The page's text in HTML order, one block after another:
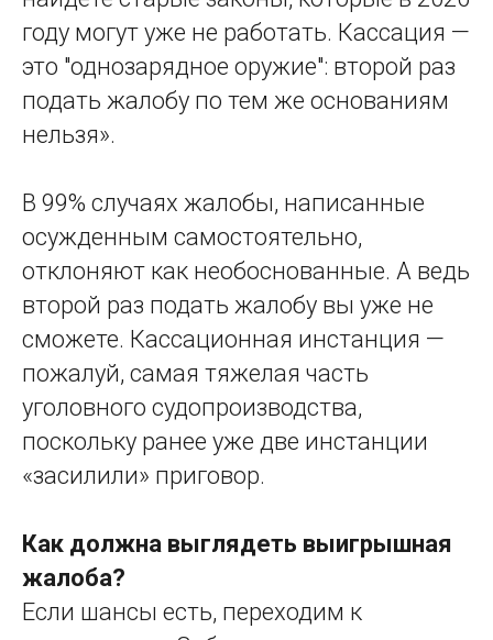
году могут уже не работать. Кассация —
это "однозарядное оружие": второй раз
подать жалобу по тем же основаниям
нельзя».
В 99% случаях жалобы, написанные
осужденным самостоятельно,
отклоняют как необоснованные. А ведь
второй раз подать жалобу вы уже не
сможете. Кассационная инстанция —
пожалуй, самая тяжелая часть
уголовного судопроизводства,
поскольку ранее уже две инстанции
«засилили» приговор.
Как должна выглядеть выигрышная
жалоба?
Если шансы есть, переходим к